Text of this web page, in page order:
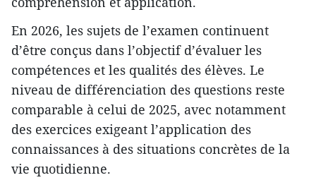
En 2026, les sujets de l’examen continuent
d’être conçus dans l’objectif d’évaluer les
compétences et les qualités des élèves. Le
niveau de différenciation des questions reste
comparable à celui de 2025, avec notamment
des exercices exigeant l’application des
connaissances à des situations concrètes de la
vie quotidienne.